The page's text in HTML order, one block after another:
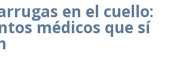
en el cuello:
médicos que sí